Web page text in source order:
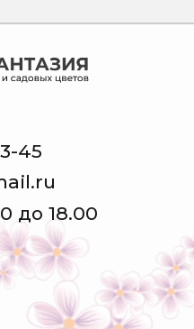
45
до 18.00